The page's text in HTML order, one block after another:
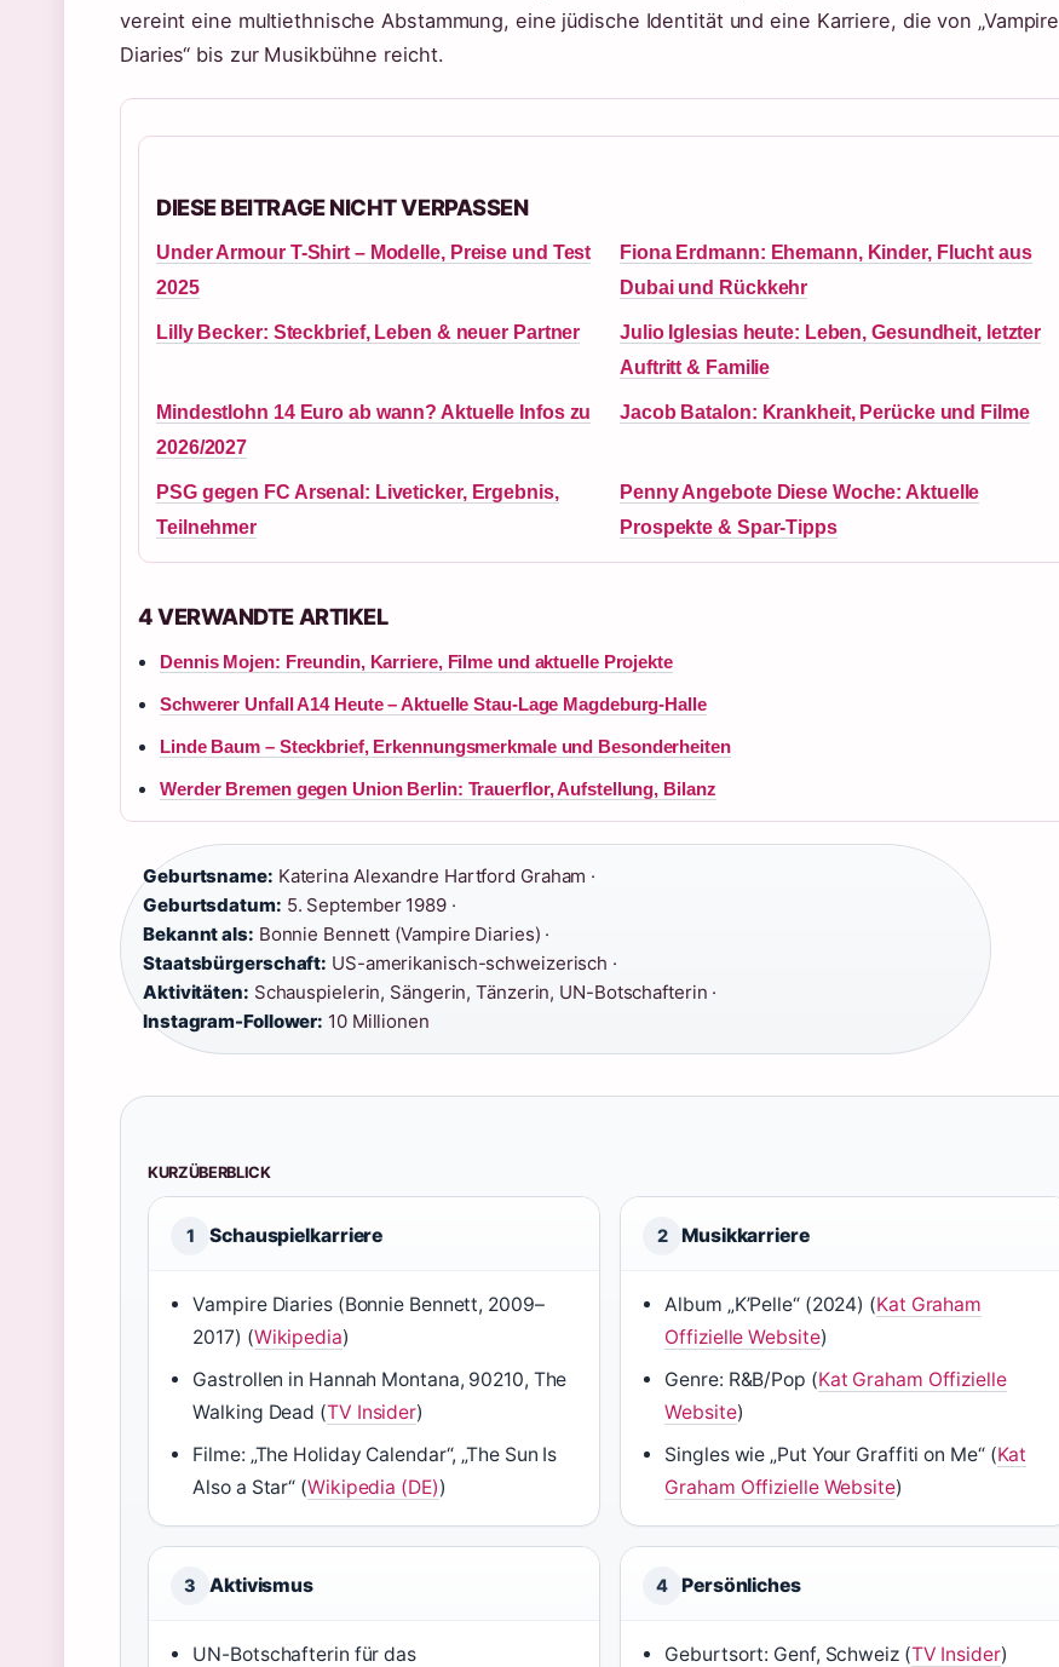
vereint eine multiethnische Abstammung, eine jüdische Identität und eine Karriere, die von „Vampire
Diaries“ bis zur Musikbühne reicht.
DIESE BEITRAGE NICHT VERPASSEN
Under Armour T-Shirt – Modelle, Preise und Test
2025
Fiona Erdmann: Ehemann, Kinder, Flucht aus
Dubai und Rückkehr
Lilly Becker: Steckbrief, Leben & neuer Partner
Julio Iglesias heute: Leben, Gesundheit, letzter
Auftritt & Familie
Mindestlohn 14 Euro ab wann? Aktuelle Infos zu
2026/2027
Jacob Batalon: Krankheit, Perücke und Filme
PSG gegen FC Arsenal: Liveticker, Ergebnis,
Teilnehmer
Penny Angebote Diese Woche: Aktuelle
Prospekte & Spar-Tipps
4 VERWANDTE ARTIKEL
Dennis Mojen: Freundin, Karriere, Filme und aktuelle Projekte
Schwerer Unfall A14 Heute – Aktuelle Stau-Lage Magdeburg-Halle
Linde Baum – Steckbrief, Erkennungsmerkmale und Besonderheiten
Werder Bremen gegen Union Berlin: Trauerflor, Aufstellung, Bilanz
Geburtsname: Katerina Alexandre Hartford Graham ·
Geburtsdatum: 5. September 1989 ·
Bekannt als: Bonnie Bennett (Vampire Diaries) ·
Staatsbürgerschaft: US-amerikanisch-schweizerisch ·
Aktivitäten: Schauspielerin, Sängerin, Tänzerin, UN-Botschafterin ·
Instagram-Follower: 10 Millionen
KURZÜBERBLICK
1 Schauspielkarriere
Vampire Diaries (Bonnie Bennett, 2009–
2017) (Wikipedia)
Gastrollen in Hannah Montana, 90210, The
Walking Dead (TV Insider)
Filme: „The Holiday Calendar“, „The Sun Is
Also a Star“ (Wikipedia (DE))
2 Musikkarriere
Album „K’Pelle“ (2024) (Kat Graham
Offizielle Website)
Genre: R&B/Pop (Kat Graham Offizielle
Website)
Singles wie „Put Your Graffiti on Me“ (Kat
Graham Offizielle Website)
3 Aktivismus
UN-Botschafterin für das
4 Persönliches
Geburtsort: Genf, Schweiz (TV Insider)